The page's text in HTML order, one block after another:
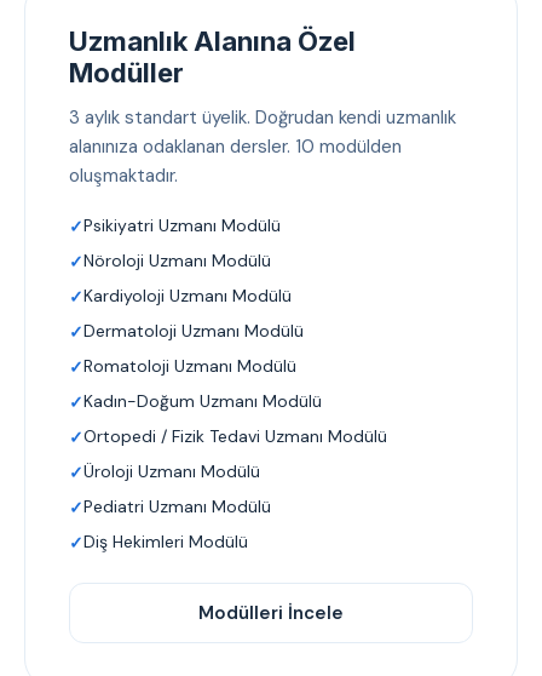
Uzmanlık Alanına Özel
Modüller
3 aylık standart üyelik. Doğrudan kendi uzmanlık
alanınıza odaklanan dersler. 10 modülden
oluşmaktadır.
Psikiyatri Uzmanı Modülü
Nöroloji Uzmanı Modülü
Kardiyoloji Uzmanı Modülü
Dermatoloji Uzmanı Modülü
Romatoloji Uzmanı Modülü
Kadın-Doğum Uzmanı Modülü
Ortopedi / Fizik Tedavi Uzmanı Modülü
Üroloji Uzmanı Modülü
Pediatri Uzmanı Modülü
Diş Hekimleri Modülü
Modülleri İncele